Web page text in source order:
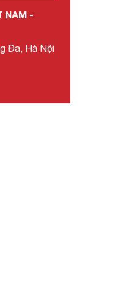
NAM -
Đa, Hà Nội